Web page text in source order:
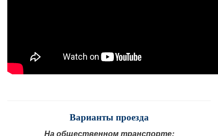
Варианты проезда
На общественном транспорте: